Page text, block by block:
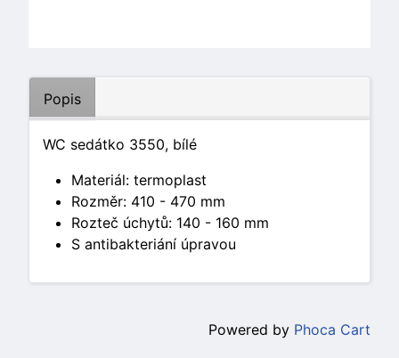
Popis
WC sedátko 3550, bílé
Materiál: termoplast
Rozměr: 410 - 470 mm
Rozteč úchytů: 140 - 160 mm
S antibakteriání úpravou
Powered by Phoca Cart